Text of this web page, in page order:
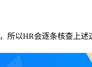
以HR会逐条核查上